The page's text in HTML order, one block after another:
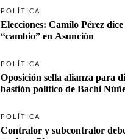
POLÍTICA
Elecciones: Camilo Pérez
POLÍTICA
Oposición sella alianza para
bastión político de Bachi
POLÍTICA
Contralor y subcontralor